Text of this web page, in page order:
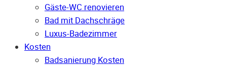
Gäste-WC renovieren
Bad mit Dachschräge
Luxus-Badezimmer
Kosten
Badsanierung Kosten